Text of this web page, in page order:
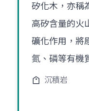
矽化木，亦稱
高矽含量的火
礦化作用，將
氮、磷等有機
沉積岩